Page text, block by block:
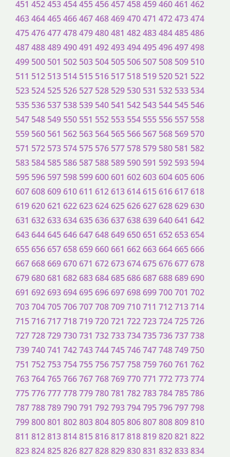
451 452453454455456457458459460461 462
463464465466467468469470471 472473474
475476477478479480481 482483484485486
487488489490491 492493494495496497498
499 500 501 502 503 504 505 506 507 508 509 510
511 512 513 514 515 516 517 518 519 520 521 522
523 524 525 526 527 528 529 530 531 532 533 534
535 536 537 538 539 540 541 542 543 544 545 546
547 548 549 550 551 552 553 554 555 556 557 558
559 560 561 562 563 564 565 566 567 568 569 570
571 572 573 574 575 576 577 578 579 580 581 582
583 584 585 586 587 588 589 590 591 592 593 594
595 596 597 598 599600601 602603604605606
607608609610611 612613614615616617618
619620621 622623624625626627628629630
631 632633634635636637638639640641 642
643644645646647648649650651 652653654
655656657658659660661 662663664665666
667668669670671 672673674675676677678
679680681 682683684685686687688689690
691 692693694695696697698699700701 702
703704705706707708709710711 712713714
715716717718719720721 722723724725726
727728729730731 732733734735736737738
739740741 742743744745746747748749750
751 752753754755756757758759760761 762
763764765766767768769770771 772773774
775776777778779780781 782783784785786
787788789790791 792793794795796797798
799800801 802803804805806807808809810
811 812813814815816817818819820821 822
823824825826827828829830831 832833834